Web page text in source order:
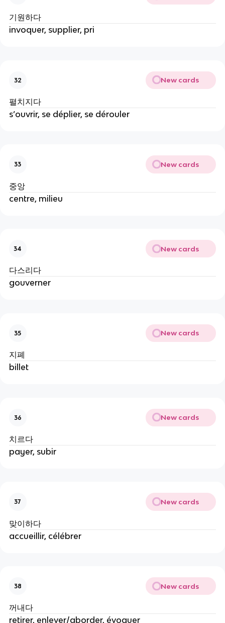
기원하다
invoquer, supplier, pri
32 New cards
펼치지다
s’ouvrir, se déplier, se dérouler
33 New cards
중앙
centre, milieu
34 New cards
다스리다
gouverner
35 New cards
지폐
billet
36 New cards
치르다
payer, subir
37 New cards
맞이하다
accueillir, célébrer
38 New cards
꺼내다
retirer, enlever/aborder, évoquer